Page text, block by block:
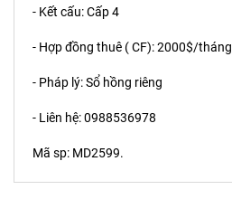
- Kết cấu: Cấp 4
- Hợp đồng thuê ( CF): 2000$/tháng
- Pháp lý: Sổ hồng riêng
- Liên hệ: 0988536978
Mã sp: MD2599.